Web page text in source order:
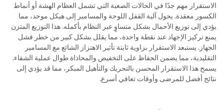
الاستقرار مهم جدًا في الحالات الصعبة التي تشمل العظام الهشة أو أنماط
الكسور معقدة. يحول آلية القفل اللوحة والمسامير إلى هيكل موحد، مما
يؤدي إلى توزيع الأحمال بشكل متساوٍ عبر النظام بأكمله. هذا التوزيع المتزن
يمنع تركيز الإجهاد عند نقطة واحدة، مما يقلل بشكل كبير من خطر فشل
الجهاز. يستبعد الاستقرار بزاوية ثابتة تأثير الاهتزاز الشائع مع المسامير
التقليدية، مما يضمن الحفاظ على التخفيض والمحاذاة طوال عملية الشفاء.
يسمح هذا الاستقرار المحسن بالتحريك والتأهيل المبكر، مما قد يؤدي إلى
نتائج أفضل للمرضى وأوقات تعافي أسرع.